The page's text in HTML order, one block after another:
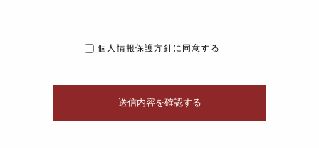
個人情報保護方針に同意する